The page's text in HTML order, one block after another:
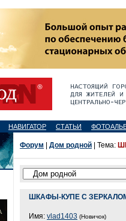
НАВИГАТОР СТАТЬИ
Форум Дом родной | Тема:
ШКАФЫ-КУПЕ С
Имя: vlad1403 (Новичок)